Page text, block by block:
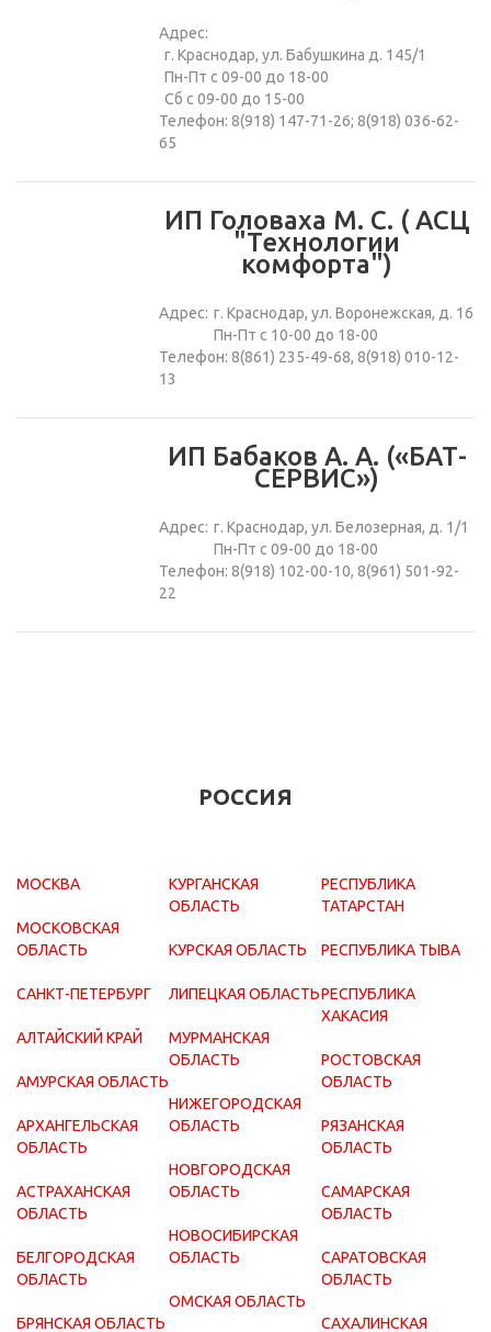
Адрес:
г. Краснодар, ул. Бабушкина д. 145/1
Пн-Пт с 09-00 до 18-00
Сб с 09-00 до 15-00
Телефон: 8(918) 147-71-26; 8(918) 036-62-
65
ИП Головаха М. С. ( АСЦ
"Технологии
комфорта")
Адрес: г. Краснодар, ул. Воронежская, д. 16
Пн-Пт с 10-00 до 18-00
Телефон: 8(861) 235-49-68, 8(918) 010-12-
13
ИП Бабаков А. А. («БАТ-
СЕРВИС»)
Адрес: г. Краснодар, ул. Белозерная, д. 1/1
Пн-Пт с 09-00 до 18-00
Телефон: 8(918) 102-00-10, 8(961) 501-92-
22
РОССИЯ
МОСКВА
МОСКОВСКАЯ
ОБЛАСТЬ
САНКТ-ПЕТЕРБУРГ
АЛТАЙСКИЙ КРАЙ
АМУРСКАЯ ОБЛАСТЬ
АРХАНГЕЛЬСКАЯ
ОБЛАСТЬ
АСТРАХАНСКАЯ
ОБЛАСТЬ
БЕЛГОРОДСКАЯ
ОБЛАСТЬ
БРЯНСКАЯ ОБЛАСТЬ
КУРГАНСКАЯ
ОБЛАСТЬ
КУРСКАЯ ОБЛАСТЬ
ЛИПЕЦКАЯ ОБЛАСТЬ
МУРМАНСКАЯ
ОБЛАСТЬ
НИЖЕГОРОДСКАЯ
ОБЛАСТЬ
НОВГОРОДСКАЯ
ОБЛАСТЬ
НОВОСИБИРСКАЯ
ОБЛАСТЬ
ОМСКАЯ ОБЛАСТЬ
РЕСПУБЛИКА
ТАТАРСТАН
РЕСПУБЛИКА ТЫВА
РЕСПУБЛИКА
ХАКАСИЯ
РОСТОВСКАЯ
ОБЛАСТЬ
РЯЗАНСКАЯ
ОБЛАСТЬ
САМАРСКАЯ
ОБЛАСТЬ
САРАТОВСКАЯ
ОБЛАСТЬ
САХАЛИНСКАЯ